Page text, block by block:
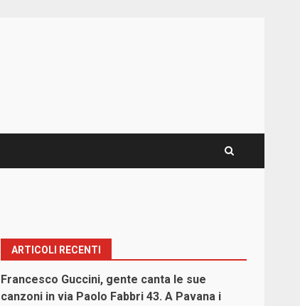
ARTICOLI RECENTI
Francesco Guccini, gente canta le sue
canzoni in via Paolo Fabbri 43. A Pavana i